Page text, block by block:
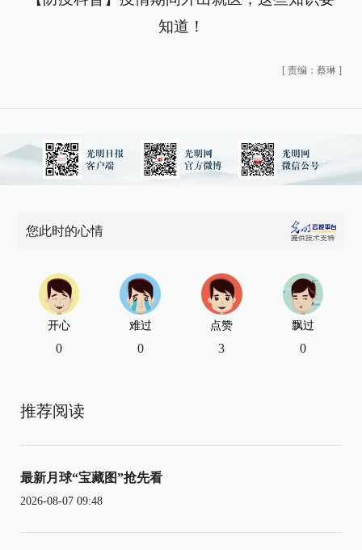
知道！
[ 责编：蔡琳 ]
您此时的心情
开心
0
难过
0
点赞
3
飘过
0
推荐阅读
最新月球“宝藏图”抢先看
2026-08-07 09:48